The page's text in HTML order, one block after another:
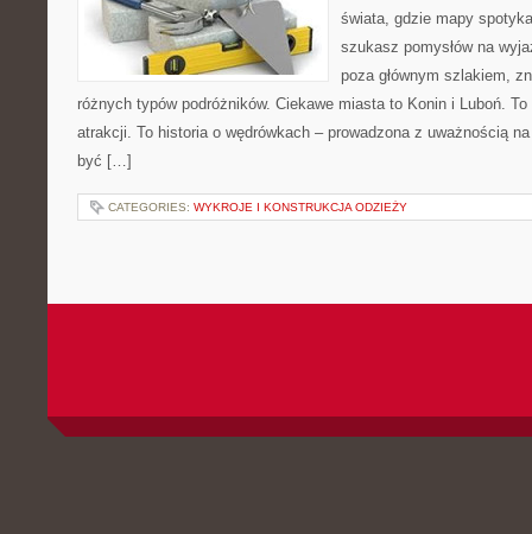
świata, gdzie mapy
szukasz pomysłów na
poza głównym szlakiem,
różnych typów podróżników. Ciekawe miasta to Konin i Luboń.
atrakcji. To historia o wędrówkach – prowadzona z uważnością
być […]
CATEGORIES: WYKROJE I KONSTRUKCJA ODZIEŻY